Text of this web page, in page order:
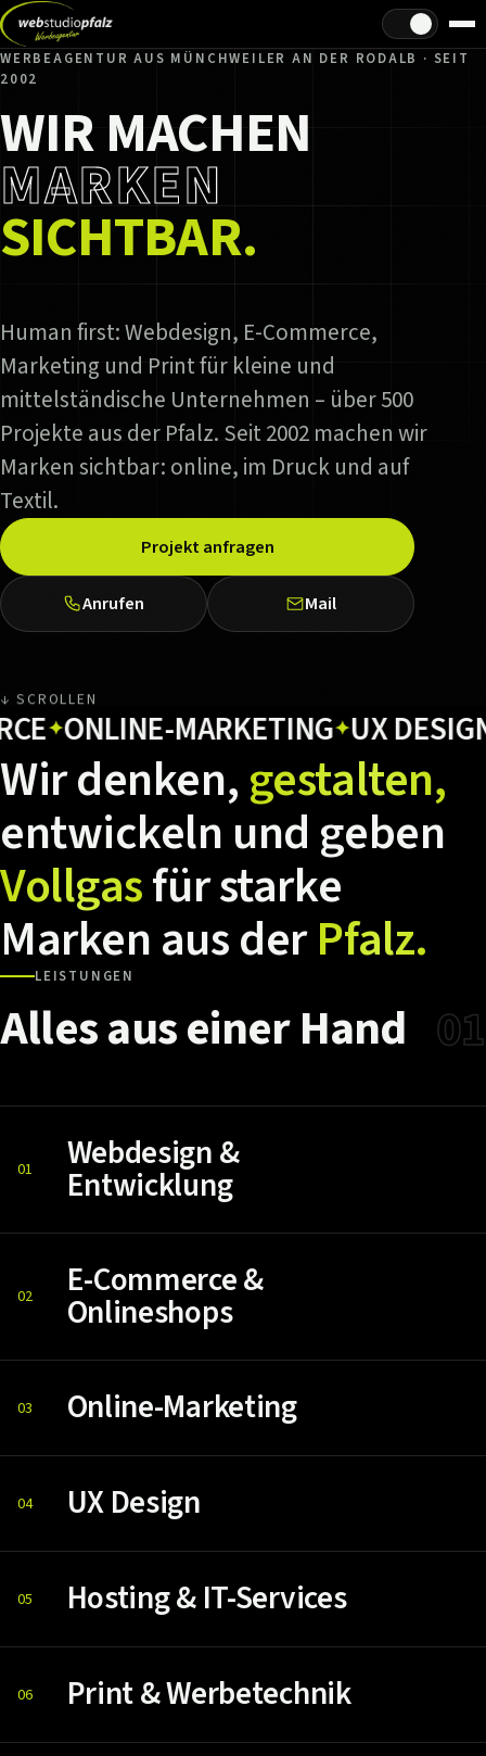
Hell/Dunkel
WERBEAGENTUR AUS MÜNCHWEILER AN DER RODALB · SEIT
2002
WIR MACHEN
MARKEN
SICHTBAR.
Human first: Webdesign, E-Commerce,
Marketing und Print für kleine und
mittelständische Unternehmen – über 500
Projekte aus der Pfalz. Seit 2002 machen wir
Marken sichtbar: online, im Druck und auf
Textil.
Projekt anfragen
Anrufen Mail
↓ SCROLLEN
ONLINE-MARKETING✦UX DESIGN✦
Wirdenken,gestalten,
entwickeln und geben
Vollgasfürstarke
MarkenausderPfalz.
LEISTUNGEN
AllesauseinerHand 01
01 Webdesign &
Entwicklung
02 E-Commerce &
Onlineshops
03 Online-Marketing
04 UX Design
05 Hosting & IT-Services
06 Print & Werbetechnik